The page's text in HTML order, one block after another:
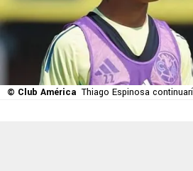
© Club América Thiago Espinosa